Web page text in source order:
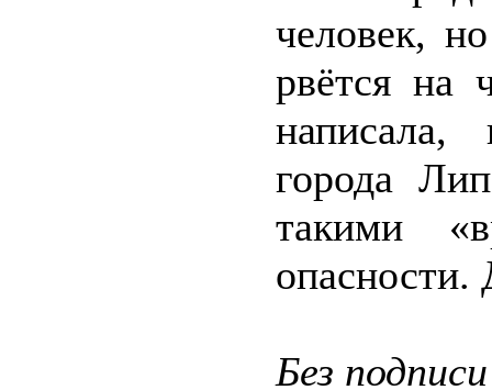
человек,
рвётся на
города
такими
опасности.
Без подписи